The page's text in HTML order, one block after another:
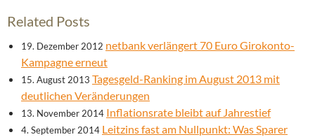
Related Posts
19. Dezember 2012 netbank verlängert 70 Euro Girokonto-
Kampagne erneut
15. August 2013 Tagesgeld-Ranking im August 2013 mit
deutlichen Veränderungen
13. November 2014 Inflationsrate bleibt auf Jahrestief
4. September 2014 Leitzins fast am Nullpunkt: Was Sparer